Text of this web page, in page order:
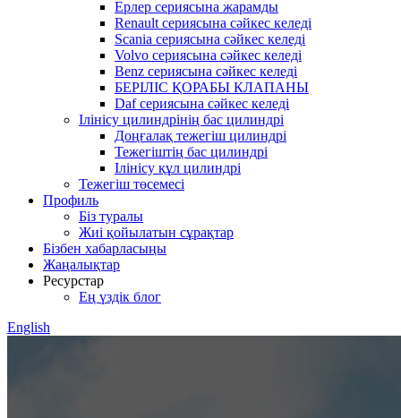
Ерлер сериясына жарамды
Renault сериясына сәйкес келеді
Scania сериясына сәйкес келеді
Volvo сериясына сәйкес келеді
Benz сериясына сәйкес келеді
БЕРІЛІС ҚОРАБЫ КЛАПАНЫ
Daf сериясына сәйкес келеді
Ілінісу цилиндрінің бас цилиндрі
Доңғалақ тежегіш цилиндрі
Тежегіштің бас цилиндрі
Ілінісу құл цилиндрі
Тежегіш төсемесі
Профиль
Біз туралы
Жиі қойылатын сұрақтар
Бізбен хабарласыңы
Жаңалықтар
Ресурстар
Ең үздік блог
English